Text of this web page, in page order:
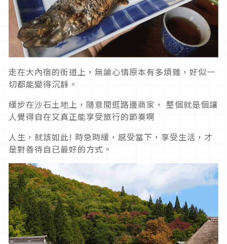
走在大內宿的街道上，無論心情原本有多煩雜，好似一
切都能變得沉靜。
緩步在沙石土地上，隨意閒逛路邊商家， 整個就是個讓
人覺得自在又真正能享受旅行的節奏啊
人生，就該如此! 時急時緩，感受當下，享受生活，才
是對善待自已最好的方式。